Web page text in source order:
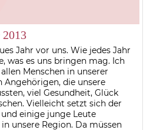
2013
Jahr vor uns. Wie jedes Jahr
was es uns bringen mag. Ich
Menschen in unserer
Angehörigen, die unsere
viel Gesundheit, Glück
Vielleicht setzt sich der
einige junge Leute
unsere Region. Da müssen